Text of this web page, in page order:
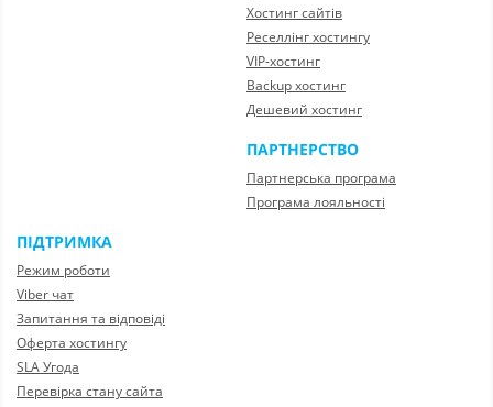
Хостинг сайтів
Реселлінг хостингу
VIP-хостинг
Backup хостинг
Дешевий хостинг
ПАРТНЕРСТВО
Партнерська програма
Програма лояльності
ПІДТРИМКА
Режим роботи
Viber чат
Запитання та відповіді
Оферта хостингу
SLA Угода
Перевірка стану сайта